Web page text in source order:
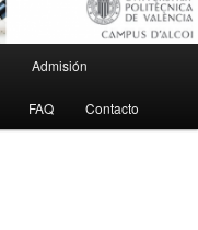
Admisión
FAQ Contacto